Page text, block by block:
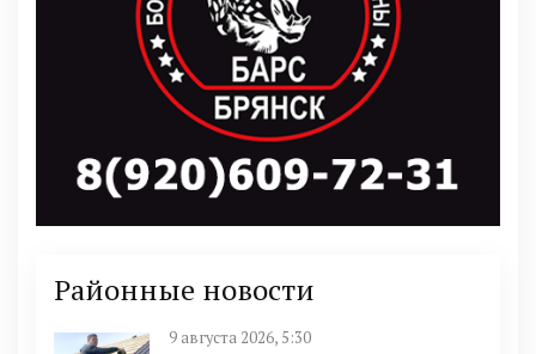
Районные новости
9 августа 2026, 5:30